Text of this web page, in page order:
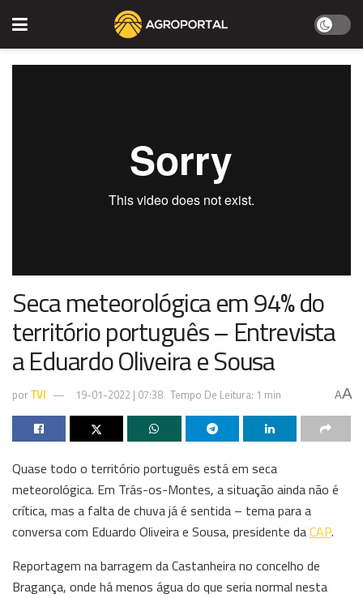
Seca meteorológica em 94% do
território português – Entrevista
a Eduardo Oliveira e Sousa
porTVI 19-01-2022 | 07:38 Tempo De Leitura: 1 min AA
Quase todo o território português está em seca
meteorológica. Em Trás-os-Montes, a situação ainda não é
crítica, mas a falta de chuva já é sentida – tema para a
conversa com Eduardo Oliveira e Sousa, presidente daCAP.
Reportagem na barragem da Castanheira no concelho de
Bragança, onde há menos água do que seria normal nesta